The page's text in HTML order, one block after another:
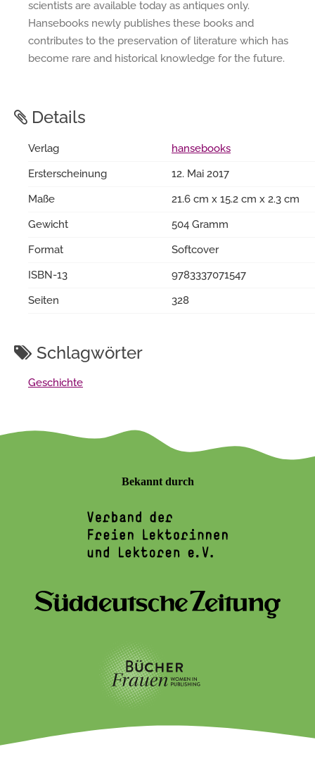
scientists are available today as antiques only.
Hansebooks newly publishes these books and
contributes to the preservation of literature which has
become rare and historical knowledge for the future.
Details
Verlag
hansebooks
Ersterscheinung
12. Mai 2017
Maße
21.6 cm x 15.2 cm x 2.3 cm
Gewicht
504 Gramm
Format
Softcover
ISBN-13
9783337071547
Seiten
328
Schlagwörter
Geschichte
Bekannt durch